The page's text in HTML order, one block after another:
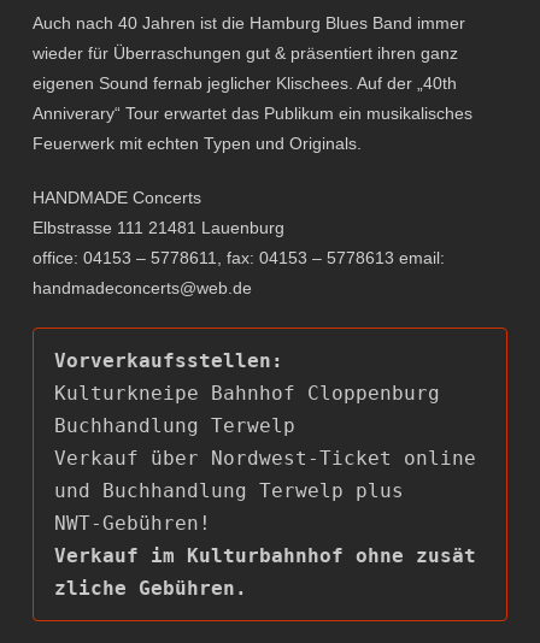
Auch nach 40 Jahren ist die Hamburg Blues Band immer
wieder für Überraschungen gut & präsentiert ihren ganz
eigenen Sound fernab jeglicher Klischees. Auf der „40th
Anniverary“ Tour erwartet das Publikum ein musikalisches
Feuerwerk mit echten Typen und Originals.
HANDMADE Concerts
Elbstrasse 111 21481 Lauenburg
office: 04153 – 5778611, fax: 04153 – 5778613 email:
handmadeconcerts@web.de
Kulturkneipe Bahnhof Cloppenburg
Buchhandlung Terwelp
Verkauf über Nordwest-Ticket online
und Buchhandlung Terwelp plus
Verkauf im Kulturbahnhof ohne zusät
zliche Gebühren.